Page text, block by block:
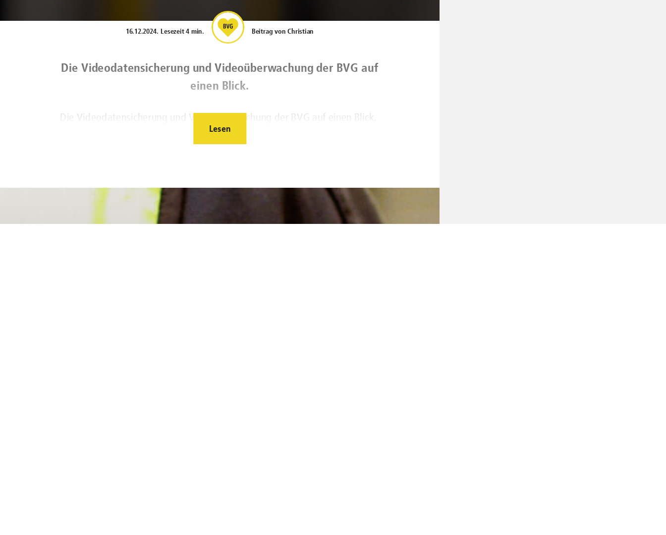
16.12.2024. Lesezeit 4 min. Beitrag vonChristian
Die Videodatensicherung und Videoüberwachung der BVG auf
einen Blick.
Die Videodatensicherung und Videoüberwachung der BVG auf einen Blick.
Lesen